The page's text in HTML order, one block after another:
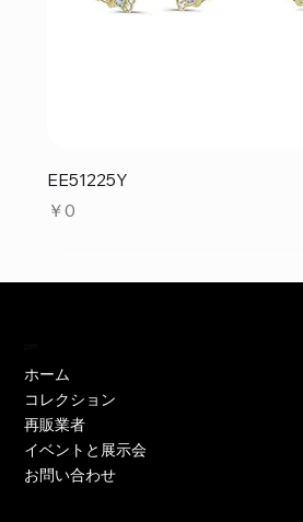
EE51225Y
価格
￥0
ホーム
コレクション
再販業者
イベントと展示会
お問い合わせ